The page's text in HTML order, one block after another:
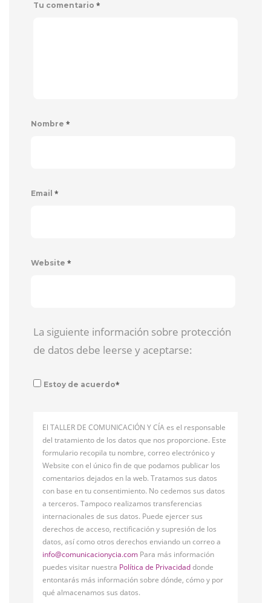
Tu comentario *
Nombre *
Email *
Website *
La siguiente información sobre protección
de datos debe leerse y aceptarse:
Estoy de acuerdo*
El TALLER DE COMUNICACIÓN Y CÍA es el responsable
del tratamiento de los datos que nos proporcione. Este
formulario recopila tu nombre, correo electrónico y
Website con el único fin de que podamos publicar los
comentarios dejados en la web. Tratamos sus datos
con base en tu consentimiento. No cedemos sus datos
a terceros. Tampoco realizamos transferencias
internacionales de sus datos. Puede ejercer sus
derechos de acceso, rectificación y supresión de los
datos, así como otros derechos enviando un correo a
info@comunicacionycia.com Para más información
puedes visitar nuestra Política de Privacidaddonde
entontarás más información sobre dónde, cómo y por
qué almacenamos sus datos.